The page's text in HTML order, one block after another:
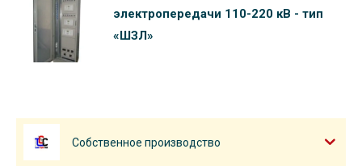
электропередачи 110-220 кВ - тип
«ШЗЛ»
Собственное производство